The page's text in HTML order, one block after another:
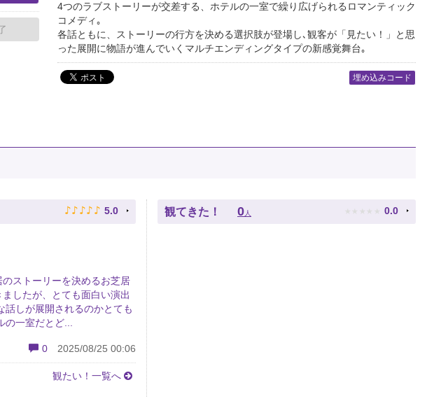
4つのラブストーリーが交差する、ホテルの一室で繰り広げられるロマンティック
コメディ｡
各話ともに、ストーリーの行方を決める選択肢が登場し､観客が「見たい！」と思
った展開に物語が進んでいくマルチエンディングタイプの新感覚舞台｡
埋め込みコード
♪ ♪ ♪ ♪ ♪ 5.0
ストーリーを決めるお芝居
したが、とても面白い演出
話しが展開されるのかとても
一室だとど...
0 2025/08/25 00:06
観たい！一覧へ
観てきた！ 0 人 ★ ★ ★ ★ ★ 0.0